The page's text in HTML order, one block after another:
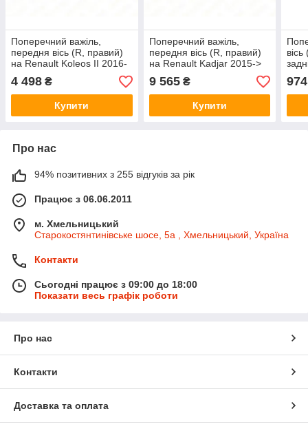
Поперечний важіль,
передня вісь (R, правий)
на Renault Koleos II 2016-
545005HA0A
4 498 ₴
Купити
Поперечний важіль,
передня вісь (R, правий)
на Renault Kadjar 2015->
545004EA0B
9 565₴
Купити
974
Про нас
94% позитивних з 255 відгуків за рік
Працює з 06.06.2011
м. Хмельницький
Старокостянтинівське шосе, 5а , Хмельницький, Україна
Контакти
Сьогодні працює з 09:00 до 18:00
Показати весь графік роботи
Про нас
Контакти
Доставка та оплата